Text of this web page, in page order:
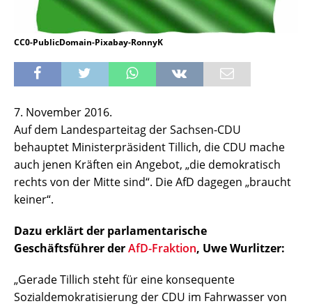
CC0-PublicDomain-Pixabay-RonnyK
7. November 2016.
Auf dem Landesparteitag der Sachsen-CDU
behauptet Ministerpräsident Tillich, die CDU mache
auch jenen Kräften ein Angebot, „die demokratisch
rechts von der Mitte sind“. Die AfD dagegen „braucht
keiner“.
Dazu erklärt der parlamentarische
Geschäftsführer derAfD-Fraktion, Uwe Wurlitzer:
„Gerade Tillich steht für eine konsequente
Sozialdemokratisierung der CDU im Fahrwasser von